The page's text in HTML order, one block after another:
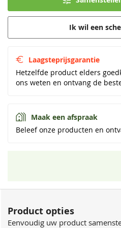
Laagsteprijsgarantie
Hetzelfde product elders
ons weten en ontvang de
Maak een afspraak
Beleef onze producten en
Ik wil een
Product opties
Eenvoudig uw product